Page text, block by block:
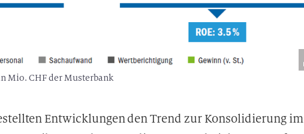
Mio. CHF der Musterbank
Entwicklungen den Trend zur Konsolidierung im